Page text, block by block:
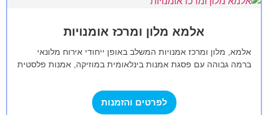
אלמא מלון ומרכז אומנויות
אלמא, מלון ומרכז אמנויות המשלב באופן ייחודי אירוח מלונאי
ברמה גבוהה עם פסגת אמנות בינלאומית במוזיקה, אמנות פלסטית
לפרטים והזמנות